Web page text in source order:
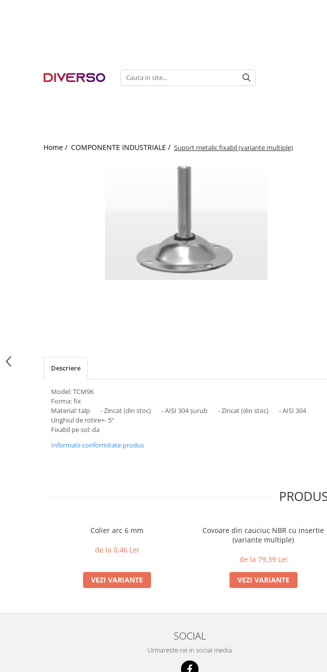
Home / COMPONENTE INDUSTRIALE / Suport metalic fixabil (variante multiple)
Descriere
Model: TCM96
Forma: fix
Material: talp - Zincat (din stoc) - AISI 304 șurub - Zincat (din stoc) - AISI 304
Unghiul de rotire+- 5º
Fixabil pe sol: da
Informatii conformitate produs
Colier arc 6 mm
de la 0,46 Lei
VEZI VARIANTE
Covoare din cauciuc NBR cu insertie
(variante multiple)
de la 79,39 Lei
VEZI VARIANTE
SOCIAL
Urmareste-ne in social media